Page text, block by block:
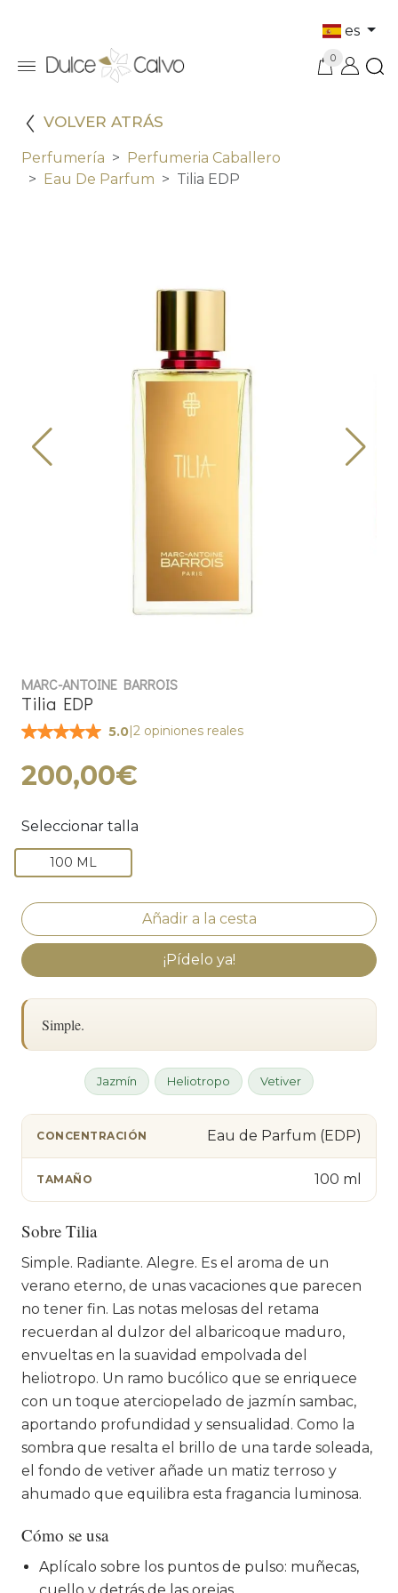
es
0
VOLVER ATRÁS
Perfumería
Perfumeria Caballero
Eau De Parfum
Tilia EDP
MARC-ANTOINE BARROIS
Tilia EDP
5.0|2 opiniones reales
200,00€
Seleccionar talla
100 ML
¡Pídelo ya!
Simple.
Jazmín Heliotropo Vetiver
CONCENTRACIÓN Eau de Parfum (EDP)
TAMAÑO 100 ml
Sobre Tilia
Simple. Radiante. Alegre. Es el aroma de un
verano eterno, de unas vacaciones que parecen
no tener fin. Las notas melosas del retama
recuerdan al dulzor del albaricoque maduro,
envueltas en la suavidad empolvada del
heliotropo. Un ramo bucólico que se enriquece
con un toque aterciopelado de jazmín sambac,
aportando profundidad y sensualidad. Como la
sombra que resalta el brillo de una tarde soleada,
el fondo de vetiver añade un matiz terroso y
ahumado que equilibra esta fragancia luminosa.
Cómo se usa
Aplícalo sobre los puntos de pulso: muñecas,
cuello y detrás de las orejas.